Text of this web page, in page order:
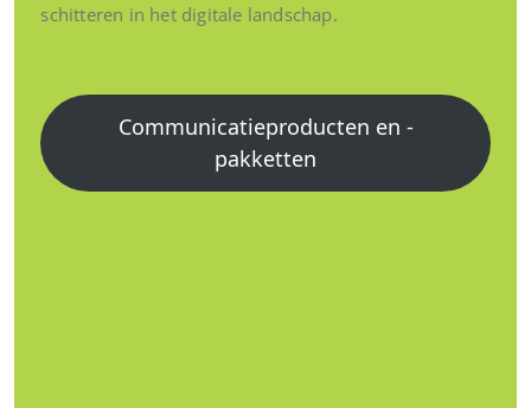
schitteren in het digitale landschap.
Communicatieproducten en -
pakketten